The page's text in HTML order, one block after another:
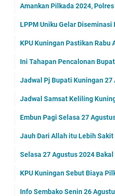
Amankan Pilkada 2024,
LPPM Uniku Gelar Diseminasi
KPU Kuningan Pastikan Rabu
Ini Tahapan Pencalonan
Jadwal Pj Bupati Kuningan 27
Jadwal Samsat Keliling
Embun Pagi Selasa 27
Jauh Dari Allah itu Lebih Sakit
Selasa 27 Agustus 2024
KPU Kuningan Sebut Biaya
Info Sembako Senin 26